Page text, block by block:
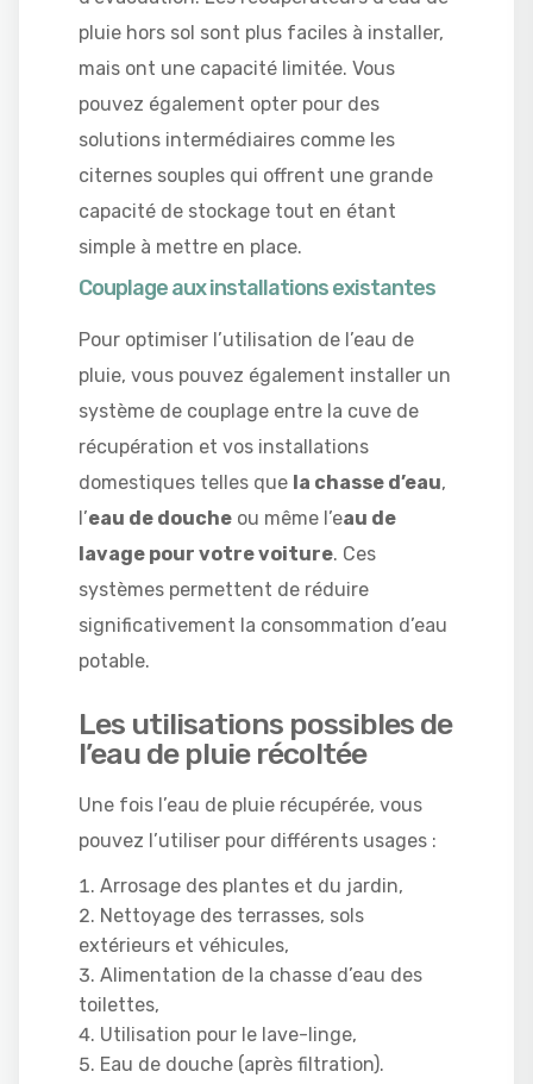
pluie hors sol sont plus faciles à installer,
mais ont une capacité limitée. Vous
pouvez également opter pour des
solutions intermédiaires comme les
citernes souples qui offrent une grande
capacité de stockage tout en étant
simple à mettre en place.
Couplage aux installations existantes
Pour optimiser l’utilisation de l’eau de
pluie, vous pouvez également installer un
système de couplage entre la cuve de
récupération et vos installations
domestiques telles que la chasse d’eau,
l’eau de douche ou même l’eau de
lavage pour votre voiture. Ces
systèmes permettent de réduire
significativement la consommation d’eau
potable.
Les utilisations possibles de
l’eau de pluie récoltée
Une fois l’eau de pluie récupérée, vous
pouvez l’utiliser pour différents usages :
Arrosage des plantes et du jardin,
Nettoyage des terrasses, sols
extérieurs et véhicules,
Alimentation de la chasse d’eau des
toilettes,
Utilisation pour le lave-linge,
Eau de douche (après filtration).